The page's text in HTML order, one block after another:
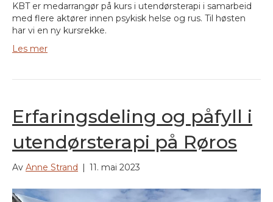
KBT er medarrangør på kurs i utendørsterapi i samarbeid
med flere aktører innen psykisk helse og rus. Til høsten
har vi en ny kursrekke.
Les mer
Erfaringsdeling og påfyll i
utendørsterapi på Røros
Av Anne Strand | 11. mai 2023